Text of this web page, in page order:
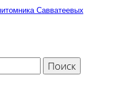
Савватеевых